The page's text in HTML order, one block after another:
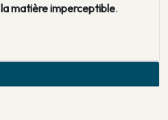
la matière imperceptible.